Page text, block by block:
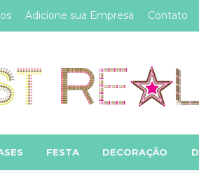
Adicione sua Empresa Contato
FESTA DECORAÇÃO